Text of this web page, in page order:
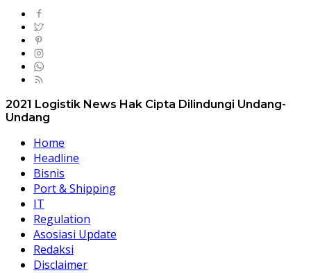
2021 Logistik News Hak Cipta Dilindungi Undang-
Undang
Home
Headline
Bisnis
Port & Shipping
IT
Regulation
Asosiasi Update
Redaksi
Disclaimer